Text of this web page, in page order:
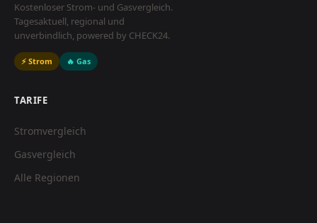
Kostenloser Strom- und Gasvergleich.
Tagesaktuell, regional und
unverbindlich, powered by CHECK24.
⚡ Strom 🔥 Gas
TARIFE
Stromvergleich
Gasvergleich
Alle Regionen